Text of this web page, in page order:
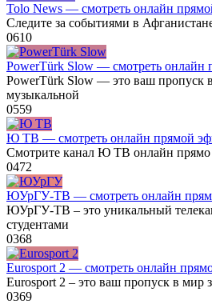
Tolo News — смотреть онлайн
Следите за событиями в
0610
PowerTürk Slow — смотреть онлайн
PowerTürk Slow — это ваш пропуск
музыкальной
0559
Ю ТВ — смотреть онлайн прямой
Смотрите канал Ю ТВ онлайн прямо
0472
ЮУрГУ-ТВ — смотреть онлайн
ЮУрГУ-ТВ – это уникальный
студентами
0368
Eurosport 2 — смотреть онлайн
Eurosport 2 – это ваш пропуск в мир
0369